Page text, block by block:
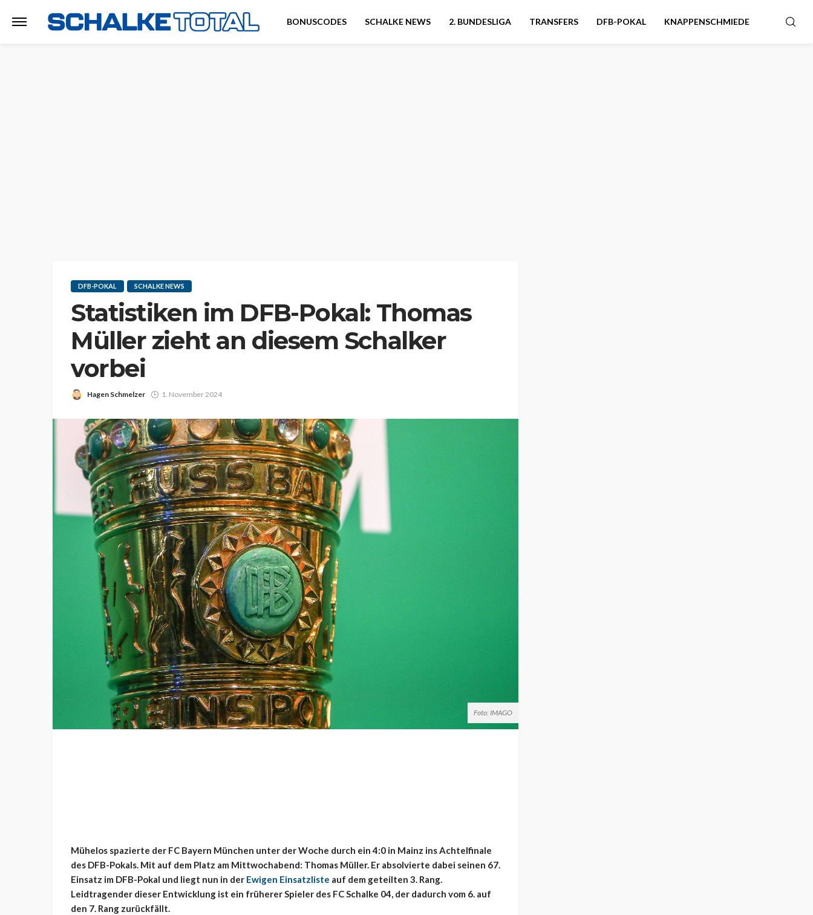
BONUSCODES SCHALKE NEWS 2. BUNDESLIGA TRANSFERS DFB-POKAL KNAPPENSCHMIEDE
DFB-POKAL SCHALKE NEWS
Statistiken im DFB-Pokal: Thomas
Müller zieht an diesem Schalker
vorbei
Hagen Schmelzer 1. November 2024
Foto: IMAGO
Mühelos spazierte der FC Bayern München unter der Woche durch ein 4:0 in Mainz ins Achtelfinale
des DFB-Pokals. Mit auf dem Platz am Mittwochabend: Thomas Müller. Er absolvierte dabei seinen 67.
Einsatz im DFB-Pokal und liegt nun in der Ewigen Einsatzliste auf dem geteilten 3. Rang.
Leidtragender dieser Entwicklung ist ein früherer Spieler des FC Schalke 04, der dadurch vom 6. auf
den 7. Rang zurückfällt.